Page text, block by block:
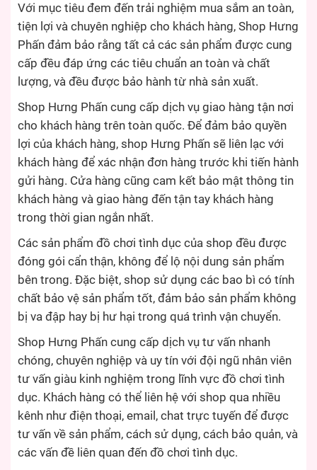
Với mục tiêu đem đến trải nghiệm mua sắm an toàn,
tiện lợi và chuyên nghiệp cho khách hàng, Shop Hưng
Phấn đảm bảo rằng tất cả các sản phẩm được cung
cấp đều đáp ứng các tiêu chuẩn an toàn và chất
lượng, và đều được bảo hành từ nhà sản xuất.
Shop Hưng Phấn cung cấp dịch vụ giao hàng tận nơi
cho khách hàng trên toàn quốc. Để đảm bảo quyền
lợi của khách hàng, shop Hưng Phấn sẽ liên lạc với
khách hàng để xác nhận đơn hàng trước khi tiến hành
gửi hàng. Cửa hàng cũng cam kết bảo mật thông tin
khách hàng và giao hàng đến tận tay khách hàng
trong thời gian ngắn nhất.
Các sản phẩm đồ chơi tình dục của shop đều được
đóng gói cẩn thận, không để lộ nội dung sản phẩm
bên trong. Đặc biệt, shop sử dụng các bao bì có tính
chất bảo vệ sản phẩm tốt, đảm bảo sản phẩm không
bị va đập hay bị hư hại trong quá trình vận chuyển.
Shop Hưng Phấn cung cấp dịch vụ tư vấn nhanh
chóng, chuyên nghiệp và uy tín với đội ngũ nhân viên
tư vấn giàu kinh nghiệm trong lĩnh vực đồ chơi tình
dục. Khách hàng có thể liên hệ với shop qua nhiều
kênh như điện thoại, email, chat trực tuyến để được
tư vấn về sản phẩm, cách sử dụng, cách bảo quản, và
các vấn đề liên quan đến đồ chơi tình dục.